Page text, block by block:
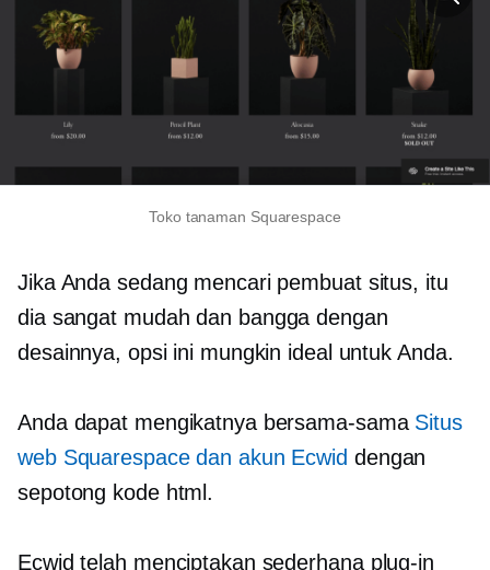
Toko tanaman Squarespace
Jika Anda sedang mencari pembuat situs, itu
dia sangat mudah dan bangga dengan
desainnya, opsi ini mungkin ideal untuk Anda.
Anda dapat mengikatnya bersama-sama Situs
web Squarespace dan akun Ecwid dengan
sepotong kode html.
Ecwid telah menciptakan sederhana plug-in